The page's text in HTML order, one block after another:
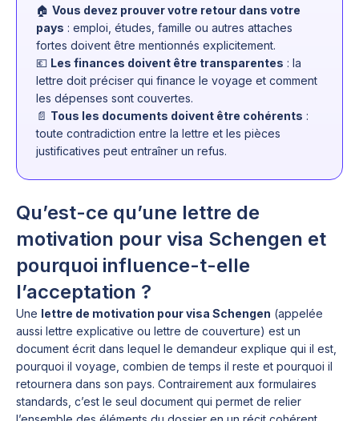
🏠 Vous devez prouver votre retour dans votre
pays : emploi, études, famille ou autres attaches
fortes doivent être mentionnés explicitement.
💶 Les finances doivent être transparentes : la
lettre doit préciser qui finance le voyage et comment
les dépenses sont couvertes.
📄 Tous les documents doivent être cohérents :
toute contradiction entre la lettre et les pièces
justificatives peut entraîner un refus.
Qu’est-ce qu’une lettre de
motivation pour visa Schengen et
pourquoi influence-t-elle
l’acceptation ?
Une lettre de motivation pour visa Schengen (appelée
aussi lettre explicative ou lettre de couverture) est un
document écrit dans lequel le demandeur explique qui il est,
pourquoi il voyage, combien de temps il reste et pourquoi il
retournera dans son pays. Contrairement aux formulaires
standards, c’est le seul document qui permet de relier